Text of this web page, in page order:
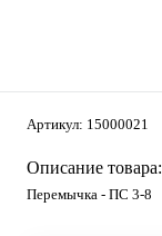
Артикул: 15000021
Описание товара:
Перемычка - ПС 3-8